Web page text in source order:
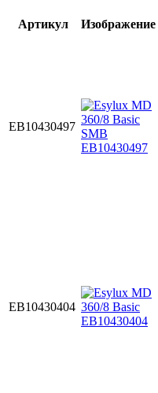
Артикул Изображение
EB10430497
EB10430404